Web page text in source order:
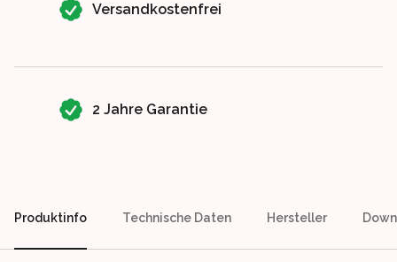
Versandkostenfrei
2 Jahre Garantie
Produktinfo Technische Daten Hersteller